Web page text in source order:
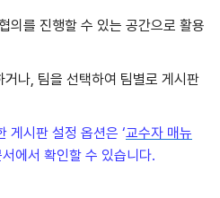
의를 진행할 수 있는 공간으로 활용
나, 팀을 선택하여 팀별로 게시판
게시판 설정 옵션은 ‘교수자 매뉴
서에서 확인할 수 있습니다.